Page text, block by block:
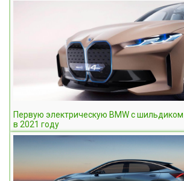
Первую электрическую BMW с
в 2021 году